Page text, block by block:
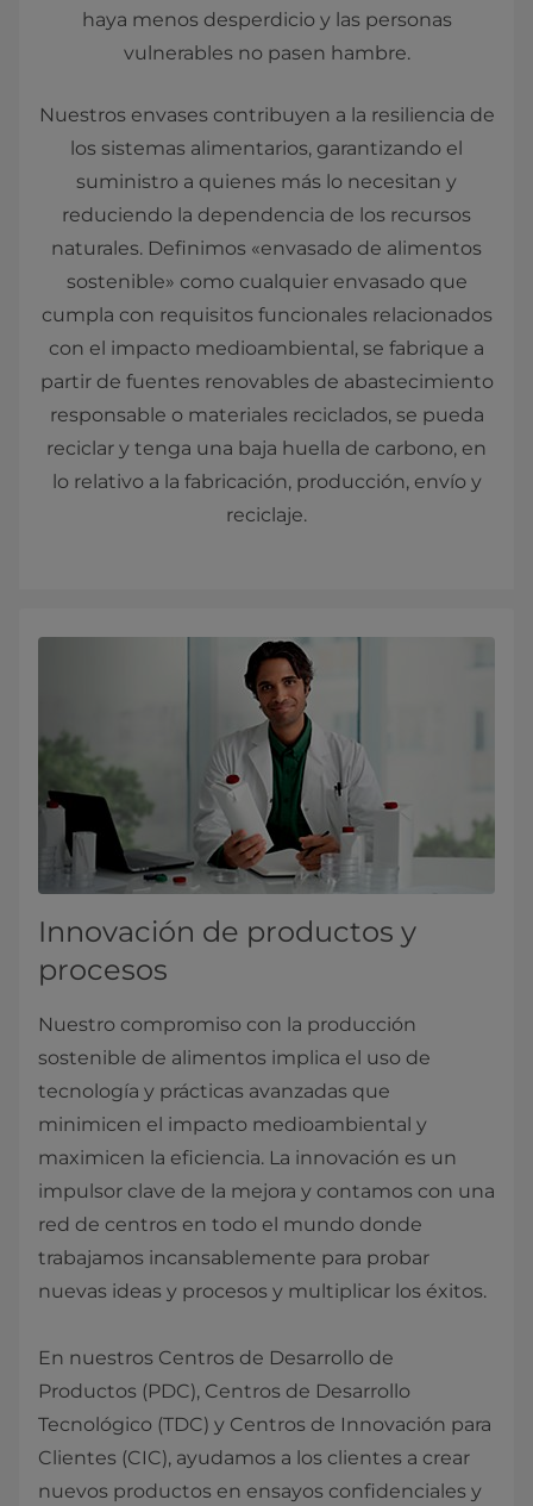
haya menos desperdicio y las personas
vulnerables no pasen hambre.
Nuestros envases contribuyen a la resiliencia de
los sistemas alimentarios, garantizando el
suministro a quienes más lo necesitan y
reduciendo la dependencia de los recursos
naturales. Definimos «envasado de alimentos
sostenible» como cualquier envasado que
cumpla con requisitos funcionales relacionados
con el impacto medioambiental, se fabrique a
partir de fuentes renovables de abastecimiento
responsable o materiales reciclados, se pueda
reciclar y tenga una baja huella de carbono, en
lo relativo a la fabricación, producción, envío y
reciclaje.
Innovación de productos y
procesos
Nuestro compromiso con la producción
sostenible de alimentos implica el uso de
tecnología y prácticas avanzadas que
minimicen el impacto medioambiental y
maximicen la eficiencia. La innovación es un
impulsor clave de la mejora y contamos con una
red de centros en todo el mundo donde
trabajamos incansablemente para probar
nuevas ideas y procesos y multiplicar los éxitos.
En nuestros Centros de Desarrollo de
Productos (PDC), Centros de Desarrollo
Tecnológico (TDC) y Centros de Innovación para
Clientes (CIC), ayudamos a los clientes a crear
nuevos productos en ensayos confidenciales y